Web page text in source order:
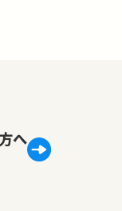
へ